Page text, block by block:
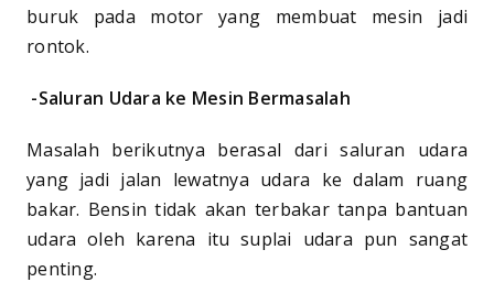
buruk pada motor yang membuat mesin jadi
rontok.
-Saluran Udara ke Mesin Bermasalah
Masalah berikutnya berasal dari saluran udara
yang jadi jalan lewatnya udara ke dalam ruang
bakar. Bensin tidak akan terbakar tanpa bantuan
udara oleh karena itu suplai udara pun sangat
penting.